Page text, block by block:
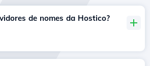
de nomes da Hostico?